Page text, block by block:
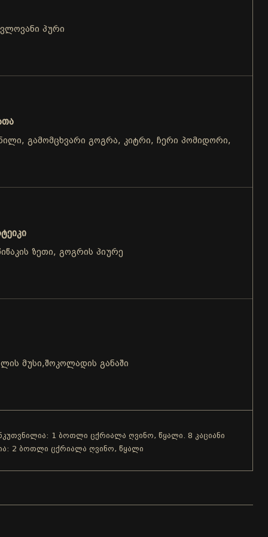
პური
გამომცხვარი გოგრა, კიტრი, ჩერი პომიდორი,
ზეთი, გოგრის პიურე
მუსი,შოკოლადის განაში
1 ბოთლი ცქრიალა ღვინო, წყალი. 8 კაციანი
2 ბოთლი ცქრიალა ღვინო, წყალი